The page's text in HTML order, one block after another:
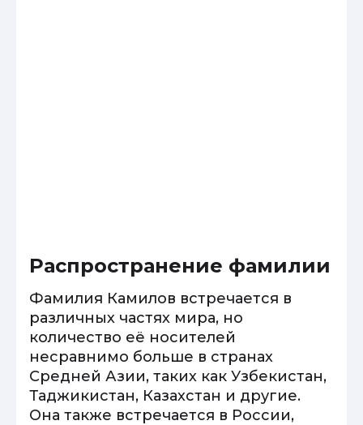
Распространение фамилии
Фамилия Камилов встречается в
различных частях мира, но
количество её носителей
несравнимо больше в странах
Средней Азии, таких как Узбекистан,
Таджикистан, Казахстан и другие.
Она также встречается в России,